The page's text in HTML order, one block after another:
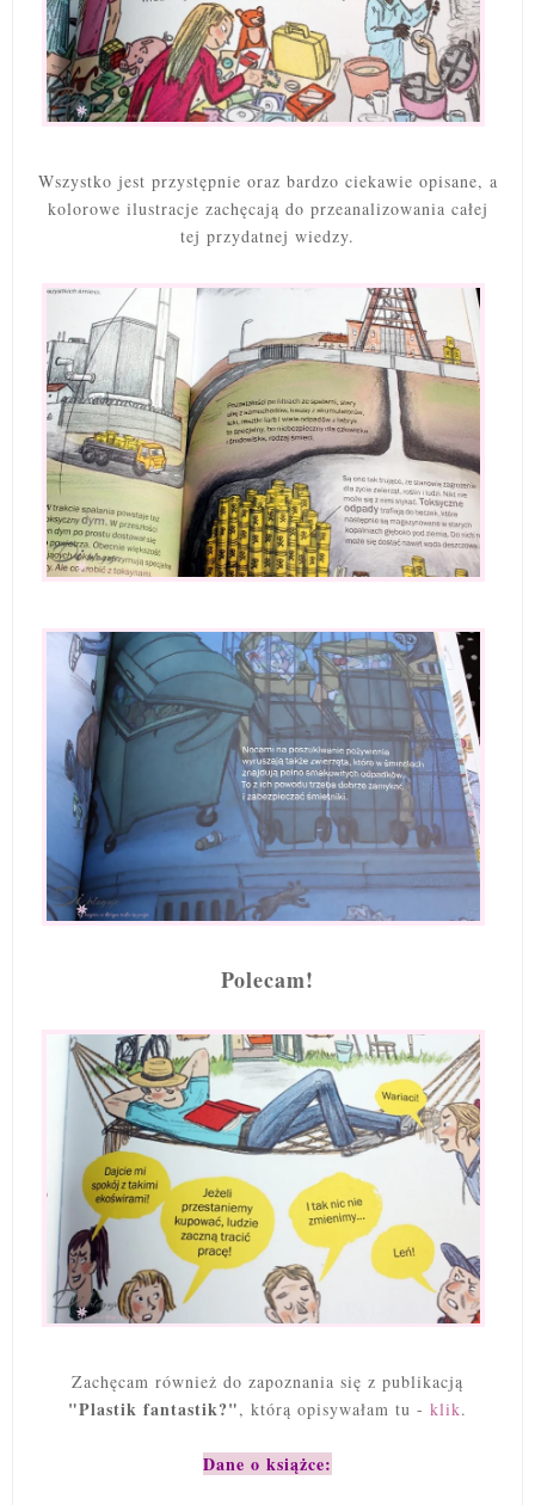
Wszystko jest przystępnie oraz bardzo ciekawie opisane, a
kolorowe ilustracje zachęcają do przeanalizowania całej
tej przydatnej wiedzy.
Polecam!
Zachęcam również do zapoznania się z publikacją
"Plastik fantastik?", którą opisywałam tu - klik.
Dane o książce: